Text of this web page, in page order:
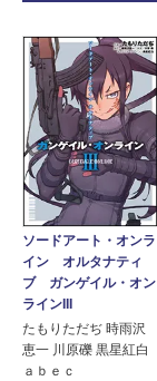
ソードアート・オンラ
イン オルタナティ
ブ ガンゲイル・オン
ラインIII
たもりただぢ 時雨沢
恵一 川原礫 黒星紅白
ａｂｅｃ